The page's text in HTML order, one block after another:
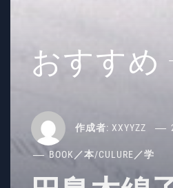
おすすめ
作成者: XXYYZZ
BOOK／本/CULURE／学